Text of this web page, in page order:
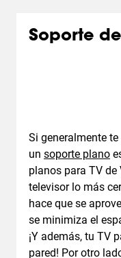
Soporte
Si generalmente
un soporte plano
planos para TV de
televisor lo más
hace que se
se minimiza el
¡Y además, tu TV
pared! Por otro